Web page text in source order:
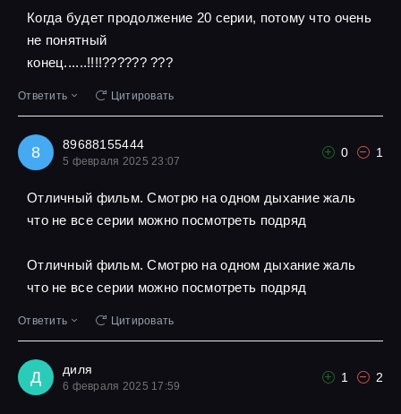
Когда будет продолжение 20 серии, потому что очень
не понятный
конец......!!!!?????? ???
Ответить Цитировать
8 89688155444
5 февраля 2025 23:07
0 1
Отличный фильм. Смотрю на одном дыхание жаль
что не все серии можно посмотреть подряд
Отличный фильм. Смотрю на одном дыхание жаль
что не все серии можно посмотреть подряд
Ответить Цитировать
Д диля
6 февраля 2025 17:59
1 2